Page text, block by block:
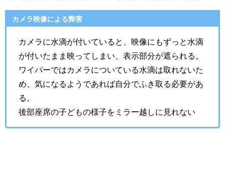
カメラ映像による弊害
カメラに水滴が付いていると、映像にもずっと水滴
が付いたまま映ってしまい、表示部分が遮られる。
ワイパーではカメラについている水滴は取れないた
め、気になるようであれば自分でふき取る必要があ
る。
後部座席の子どもの様子をミラー越しに見れない